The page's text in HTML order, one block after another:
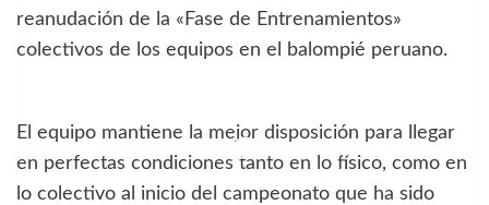
reanudación de la «Fase de Entrenamientos»
colectivos de los equipos en el balompié peruano.
El equipo mantiene la mejor disposición para llegar
en perfectas condiciones tanto en lo físico, como en
lo colectivo al inicio del campeonato que ha sido